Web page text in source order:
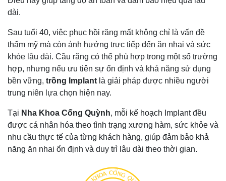
dài.
Sau tuổi 40, việc phục hồi răng mất không chỉ là vấn đề
thẩm mỹ mà còn ảnh hưởng trực tiếp đến ăn nhai và sức
khỏe lâu dài. Cầu răng có thể phù hợp trong một số trường
hợp, nhưng nếu ưu tiên sự ổn định và khả năng sử dụng
bền vững, trồng Implantlà giải pháp được nhiều người
trung niên lựa chọn hiện nay.
Tại Nha Khoa Cống Quỳnh, mỗi kế hoạch Implant đều
được cá nhân hóa theo tình trạng xương hàm, sức khỏe và
nhu cầu thực tế của từng khách hàng, giúp đảm bảo khả
năng ăn nhai ổn định và duy trì lâu dài theo thời gian.